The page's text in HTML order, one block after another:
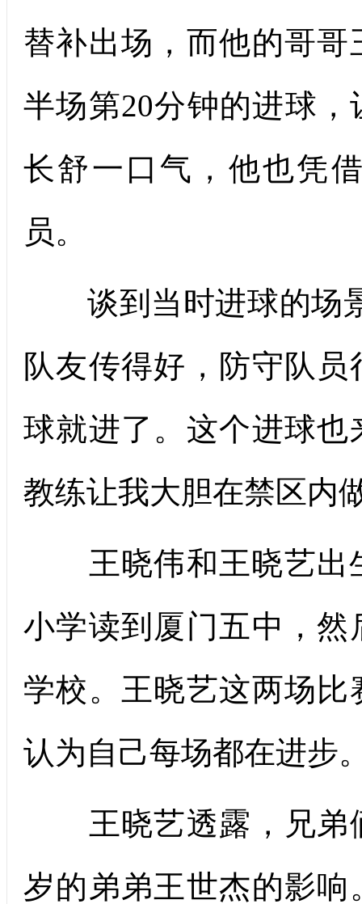
替补出场，而他的哥
半场第20分钟的进球
长舒一口气，他也凭
员。
谈到当时进球的场景
队友传得好，防守队
球就进了。这个进球
教练让我大胆在禁区内
王晓伟和王晓艺出
小学读到厦门五中，
学校。王晓艺这两场
认为自己每场都在进步
王晓艺透露，兄弟
岁的弟弟王世杰的影